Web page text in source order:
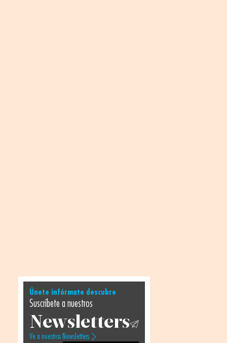
Únete infórmate descubre
Suscríbete a nuestros
Newsletters
Ve a nuestros Newsletters